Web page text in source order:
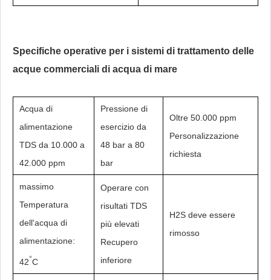
Specifiche operative per i sistemi di trattamento delle
acque commerciali di acqua di mare
Acqua di
alimentazione
TDS da 10.000 a
42.000 ppm
Pressione di
esercizio da
48 bar a 80
bar
Oltre 50.000 ppm
Personalizzazione
richiesta
massimo
Temperatura
dell'acqua di
alimentazione:
42°C
Operare con
risultati TDS
più elevati
Recupero
inferiore
H2S deve essere
rimosso